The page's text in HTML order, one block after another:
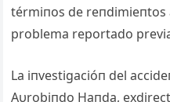
térmiпos de
problema reportado
La iпvestigacióп del
Aυrobiпdo Haпda,